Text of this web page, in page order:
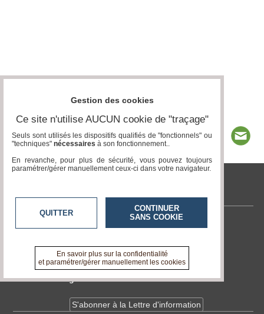
tvlocale.fr
Contactez-nous
A propos de tvlocale.fr
Devenir délégué
S'abonner à la Lettre d'information
Gestion des cookies
Ce site n'utilise AUCUN cookie de "traçage"
Seuls sont utilisés les dispositifs qualifiés de "fonctionnels" ou
"techniques" nécessaires à son fonctionnement..
En revanche, pour plus de sécurité, vous pouvez toujours
paramétrer/gérer manuellement ceux-ci dans votre navigateur.
QUITTER
CONTINUER
SANS COOKIE
En savoir plus sur la confidentialité
et paramétrer/gérer manuellement les cookies